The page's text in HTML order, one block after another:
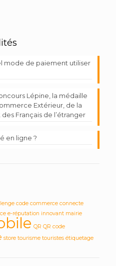
mode de paiement utiliser
Lépine, la médaille
Extérieur, de la
Français de l’étranger
en ligne ?
code commerce connecte
e-réputation innovant mairie
QR QR code
store tourisme touristes étiquetage